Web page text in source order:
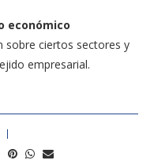
económico
sobre ciertos sectores y
empresarial.